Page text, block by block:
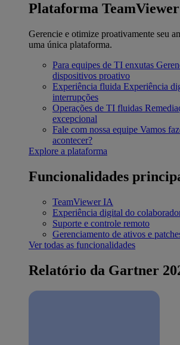
Plataforma
Gerencie e otimize proativamente seu
uma única plataforma.
Para equipes de TI enxutas
dispositivos proativo
Experiência fluida Experiência
interrupções
Operações de TI fluidas
excepcional
Fale com nossa equipe Vamos
acontecer?
Explore a plataforma
Funcionalidades
TeamViewer IA
Experiência digital do
Suporte e controle remoto
Gerenciamento de ativos e
Ver todas as funcionalidades
Relatório da Gartner